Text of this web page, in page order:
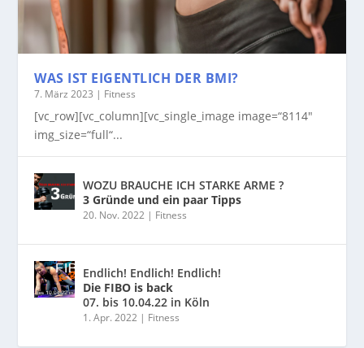
WAS IST EIGENTLICH DER BMI?
7. März 2023 | Fitness
[vc_row][vc_column][vc_single_image image=“8114″
img_size=“full“...
WOZU BRAUCHE ICH STARKE ARME ?
3 Gründe und ein paar Tipps
20. Nov. 2022 | Fitness
Endlich! Endlich! Endlich!
Die FIBO is back
07. bis 10.04.22 in Köln
1. Apr. 2022 | Fitness